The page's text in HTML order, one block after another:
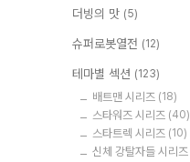
더빙의 맛 (5)
슈퍼로봇열전 (12)
테마별 섹션 (123)
배트맨 시리즈 (18)
스타워즈 시리즈 (40)
스타트렉 시리즈 (10)
신체 강탈자들 시리즈